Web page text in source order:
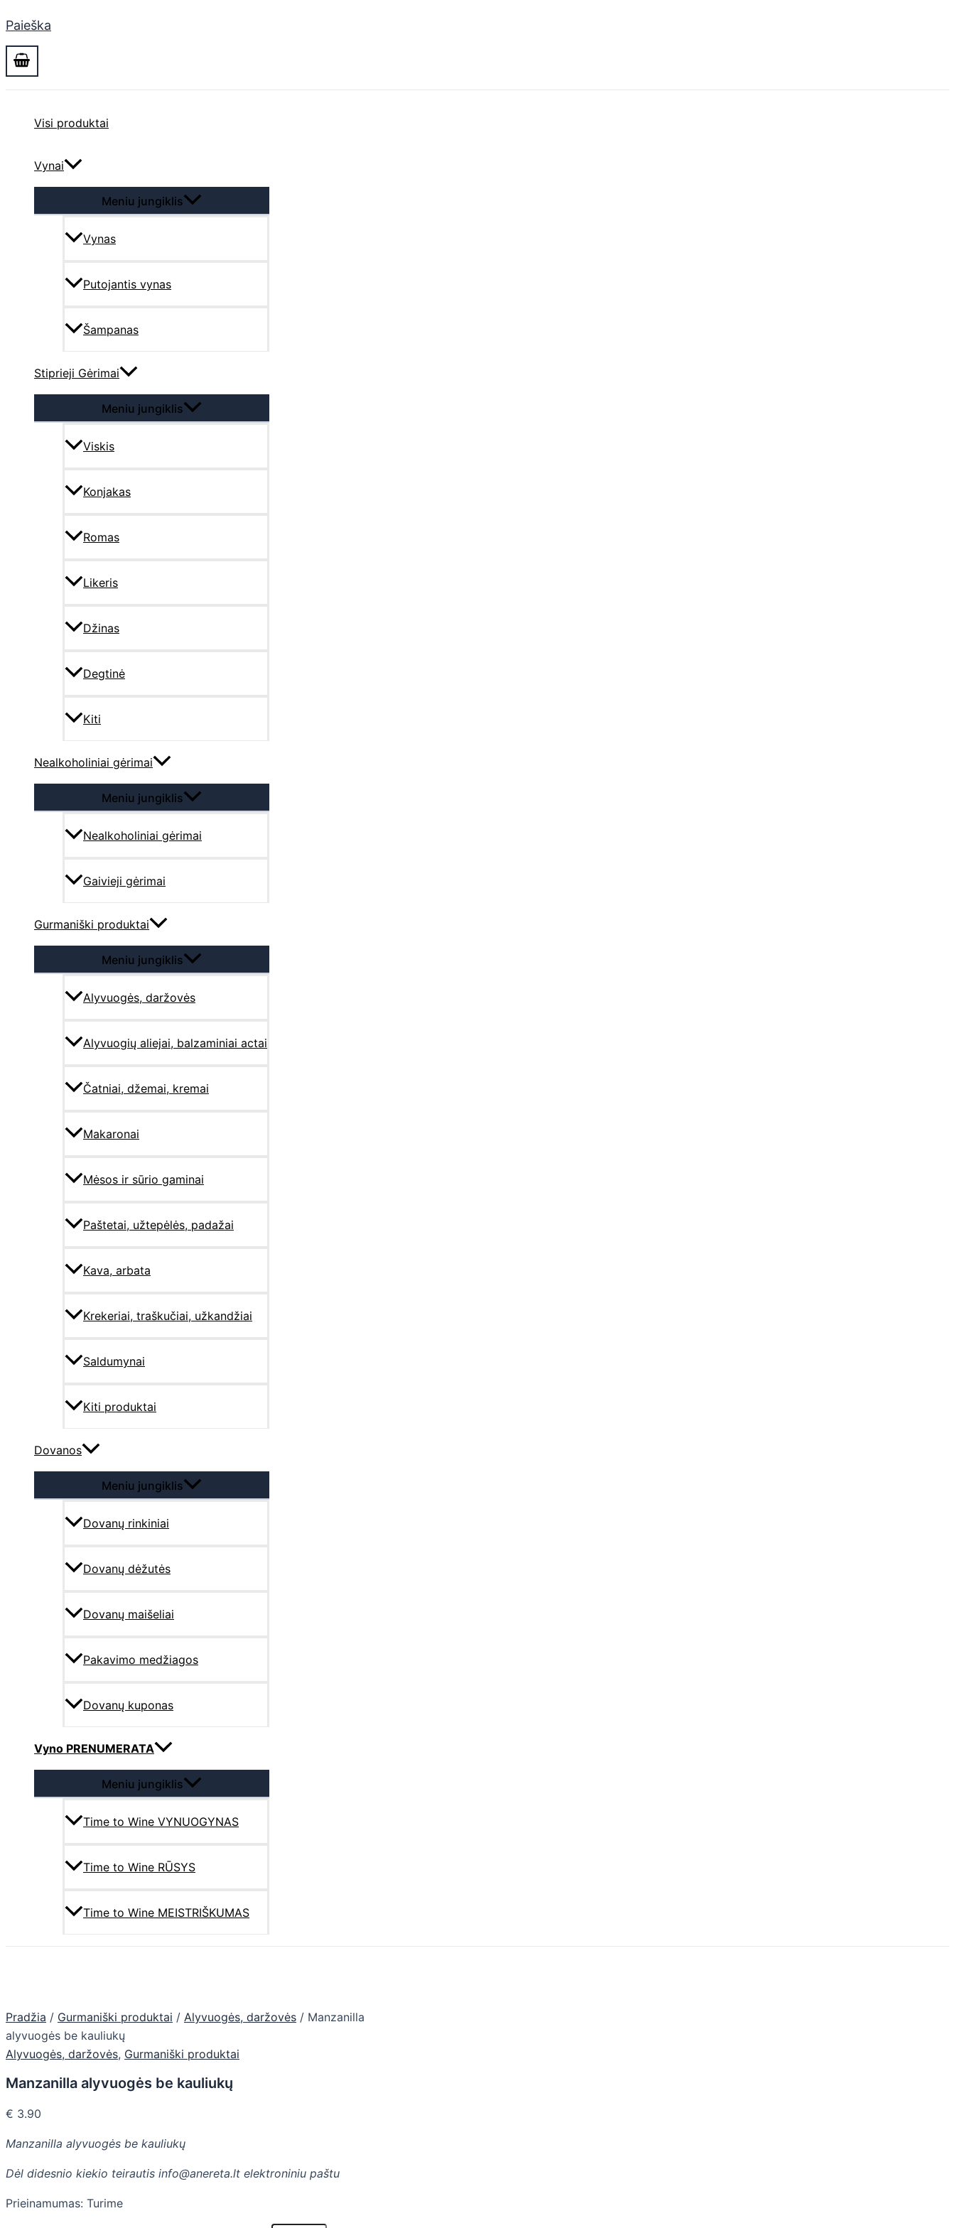
Paieška
Visi produktai
Vynai
Meniu jungiklis
Vynas
Putojantis vynas
Šampanas
Stiprieji Gėrimai
Meniu jungiklis
Viskis
Konjakas
Romas
Likeris
Džinas
Degtinė
Kiti
Nealkoholiniai gėrimai
Meniu jungiklis
Nealkoholiniai gėrimai
Gaivieji gėrimai
Gurmaniški produktai
Meniu jungiklis
Alyvuogės, daržovės
Alyvuogių aliejai, balzaminiai actai
Čatniai, džemai, kremai
Makaronai
Mėsos ir sūrio gaminai
Paštetai, užtepėlės, padažai
Kava, arbata
Krekeriai, traškučiai, užkandžiai
Saldumynai
Kiti produktai
Dovanos
Meniu jungiklis
Dovanų rinkiniai
Dovanų dėžutės
Dovanų maišeliai
Pakavimo medžiagos
Dovanų kuponas
Vyno PRENUMERATA
Meniu jungiklis
Time to Wine VYNUOGYNAS
Time to Wine RŪSYS
Time to Wine MEISTRIŠKUMAS
Pradžia / Gurmaniški produktai / Alyvuogės, daržovės / Manzanilla
alyvuogės be kauliukų
Alyvuogės, daržovės, Gurmaniški produktai
Manzanilla alyvuogės be kauliukų
€ 3.90
Manzanilla alyvuogės be kauliukų
Dėl didesnio kiekio teirautis info@anereta.lt elektroniniu paštu
Prieinamumas: Turime